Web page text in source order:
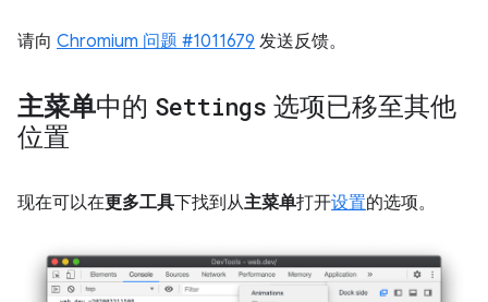
请向 Chromium 问题 #1011679 发送反馈。
主菜单中的 Settings 选项已移至其他
位置
现在可以在更多工具下找到从主菜单打开设置的选项。